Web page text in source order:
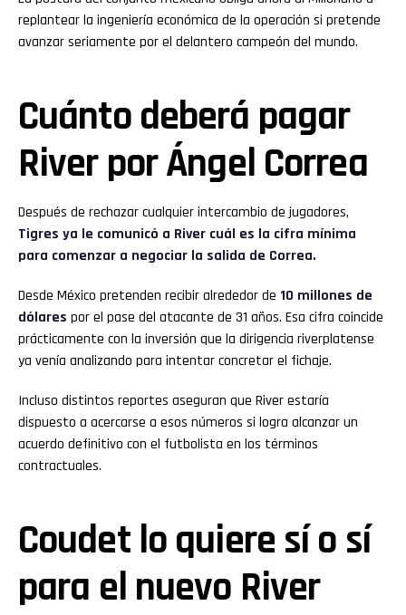
replantear la ingeniería económica de la operación si pretende
avanzar seriamente por el delantero campeón del mundo.
Cuánto deberá pagar
River por Ángel Correa
Después de rechazar cualquier intercambio de jugadores,
Tigres ya le comunicó a River cuál es la cifra mínima
para comenzar a negociar la salida de Correa.
Desde México pretenden recibir alrededor de 10 millones de
dólares por el pase del atacante de 31 años. Esa cifra coincide
prácticamente con la inversión que la dirigencia riverplatense
ya venía analizando para intentar concretar el fichaje.
Incluso distintos reportes aseguran que River estaría
dispuesto a acercarse a esos números si logra alcanzar un
acuerdo definitivo con el futbolista en los términos
contractuales.
Coudet lo quiere sí o sí
para el nuevo River